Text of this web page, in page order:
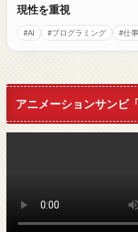
現性を重視
#AI #プログラミング #仕事
アニメーションサンビ